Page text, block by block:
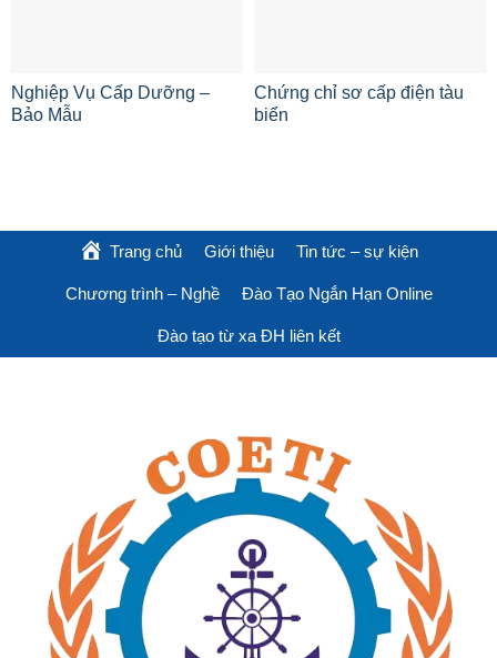
Nghiệp Vụ Cấp Dưỡng –
Bảo Mẫu
Chứng chỉ sơ cấp điện tàu
biển
Trang chủ Giới thiệu Tin tức – sự kiện
Chương trình – Nghề Đào Tạo Ngắn Hạn Online
Đào tạo từ xa ĐH liên kết